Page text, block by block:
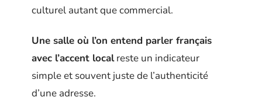
culturel autant que commercial.
Une salle où l’on entend parler français
avec l’accent localreste un indicateur
simple et souvent juste de l’authenticité
d’une adresse.